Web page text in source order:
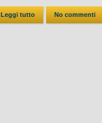
Leggi tutto No commenti